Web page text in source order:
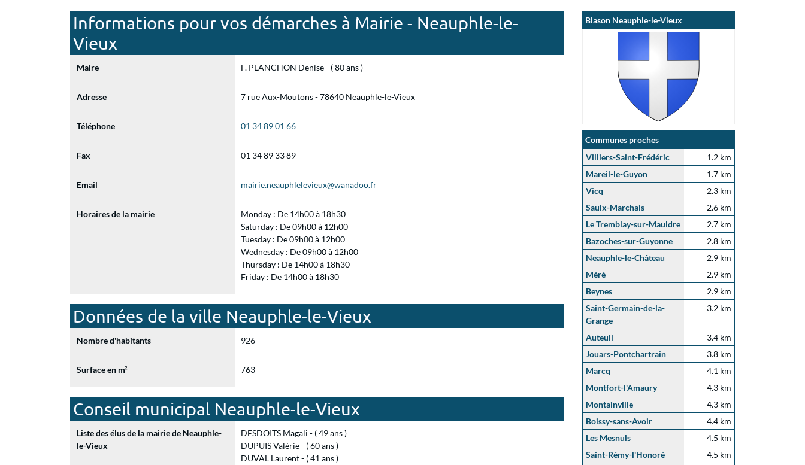
Informations pour vos démarches à Mairie - Neauphle-le-
Vieux
Maire F. PLANCHON Denise - ( 80 ans )
Adresse 7 rue Aux-Moutons - 78640 Neauphle-le-Vieux
Téléphone 01 34 89 01 66
Fax 01 34 89 33 89
Email mairie.neauphlelevieux@wanadoo.fr
Horaires de la mairie
Monday : De 14h00 à 18h30
Saturday : De 09h00 à 12h00
Tuesday : De 09h00 à 12h00
Wednesday : De 09h00 à 12h00
Thursday : De 14h00 à 18h30
Friday : De 14h00 à 18h30
Données de la ville Neauphle-le-Vieux
Nombre d'habitants 926
Surface en m² 763
Conseil municipal Neauphle-le-Vieux
Liste des élus de la mairie de Neauphle-
le-Vieux
DESDOITS Magali - ( 49 ans )
DUPUIS Valérie - ( 60 ans )
DUVAL Laurent - ( 41 ans )
Blason Neauphle-le-Vieux
Communes proches
Villiers-Saint-Frédéric
1.2 km
Mareil-le-Guyon
1.7 km
Vicq
2.3 km
Saulx-Marchais
2.6 km
Le Tremblay-sur-Mauldre
2.7 km
Bazoches-sur-Guyonne
2.8 km
Neauphle-le-Château
2.9 km
Méré
2.9 km
Beynes
2.9 km
Saint-Germain-de-la-
Grange
3.2 km
Auteuil
3.4 km
Jouars-Pontchartrain
3.8 km
Marcq
4.1 km
Montfort-l'Amaury
4.3 km
Montainville
4.3 km
Boissy-sans-Avoir
4.4 km
Les Mesnuls
4.5 km
Saint-Rémy-l'Honoré
4.5 km